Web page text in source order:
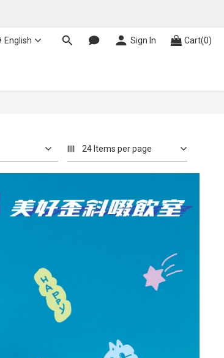
English Sign In Cart(0)
24 Items per page